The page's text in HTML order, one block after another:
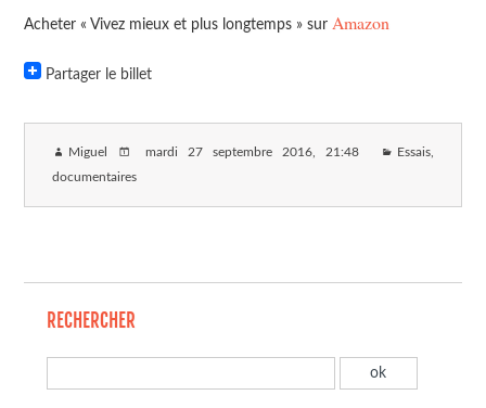
Acheter « Vivez mieux et plus longtemps » sur Amazon
Partager le billet
Miguel mardi 27 septembre 2016 , 21:48 Essais,
documentaires
RECHERCHER